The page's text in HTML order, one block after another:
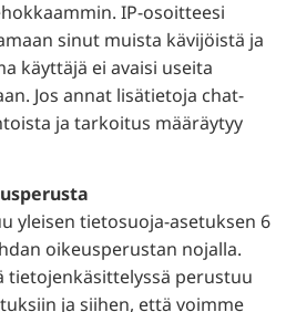
IP-osoitteesi
sinut muista kävijöistä ja
käyttäjä ei avaisi useita
Jos annat lisätietoja chat-
ja tarkoitus määräytyy
yleisen tietosuoja-asetuksen 6
oikeusperustan nojalla.
tietojenkäsittelyssä perustuu
ja siihen, että voimme